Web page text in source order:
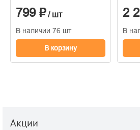
799 ₽/ шт
В наличии 76 шт
В корзину
2
В
Акции